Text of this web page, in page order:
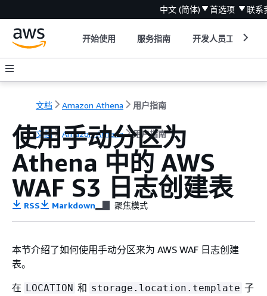
中文 (简体) 首选项 联系
开始使用 服务指南 开发人员工具
文档 Amazon Athena 用户指南
文档 Amazon Athena 用户指南
使用手动分区为
Athena 中的 AWS
WAF S3 日志创建表
RSS Markdown 聚焦模式
本节介绍了如何使用手动分区来为 AWS WAF 日志创建
表。
在 LOCATION 和 storage.location.template 子